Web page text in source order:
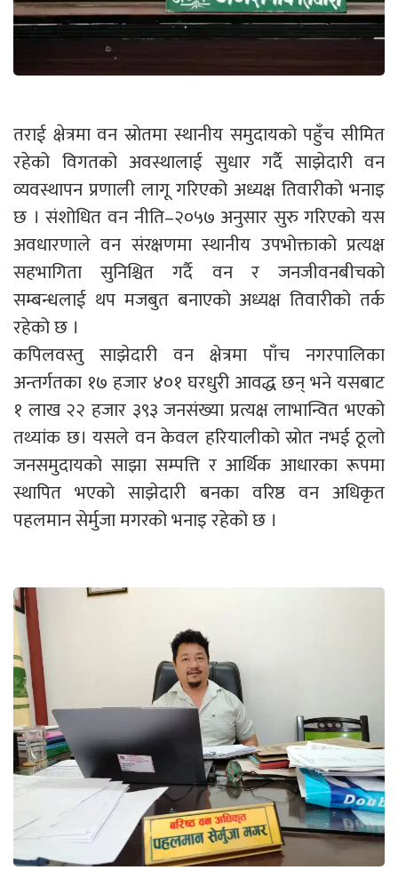
तराई क्षेत्रमा वन स्रोतमा स्थानीय समुदायको पहुँच सीमित
रहेको विगतको अवस्थालाई सुधार गर्दै साझेदारी वन
व्यवस्थापन प्रणाली लागू गरिएको अध्यक्ष तिवारीको भनाइ
छ । संशोधित वन नीति–२०५७ अनुसार सुरु गरिएको यस
अवधारणाले वन संरक्षणमा स्थानीय उपभोक्ताको प्रत्यक्ष
सहभागिता सुनिश्चित गर्दै वन र जनजीवनबीचको
सम्बन्धलाई थप मजबुत बनाएको अध्यक्ष तिवारीको तर्क
रहेको छ ।
कपिलवस्तु साझेदारी वन क्षेत्रमा पाँच नगरपालिका
अन्तर्गतका १७ हजार ४०१ घरधुरी आवद्ध छन् भने यसबाट
१ लाख २२ हजार ३९३ जनसंख्या प्रत्यक्ष लाभान्वित भएको
तथ्यांक छ। यसले वन केवल हरियालीको स्रोत नभई ठूलो
जनसमुदायको साझा सम्पत्ति र आर्थिक आधारका रूपमा
स्थापित भएको साझेदारी बनका वरिष्ठ वन अधिकृत
पहलमान सेर्मुजा मगरको भनाइ रहेको छ ।